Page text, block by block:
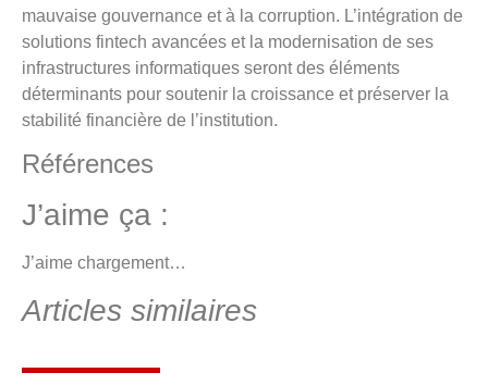
mauvaise gouvernance et à la corruption. L’intégration de
solutions fintech avancées et la modernisation de ses
infrastructures informatiques seront des éléments
déterminants pour soutenir la croissance et préserver la
stabilité financière de l’institution.
Références
J’aime ça :
J’aime chargement…
Articles similaires